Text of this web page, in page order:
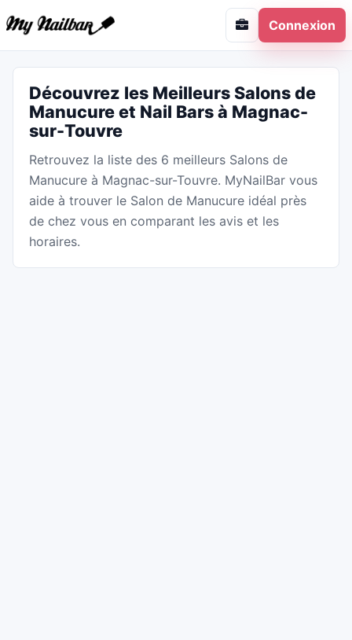
Connexion
Découvrez les Meilleurs Salons de
Manucure et Nail Bars à Magnac-
sur-Touvre
Retrouvez la liste des 6 meilleurs Salons de
Manucure à Magnac-sur-Touvre. MyNailBar vous
aide à trouver le Salon de Manucure idéal près
de chez vous en comparant les avis et les
horaires.